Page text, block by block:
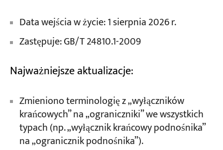
Data wejścia w życie: 1 sierpnia 2026 r.
Zastępuje: GB/T 24810.1-2009
Najważniejsze aktualizacje:
Zmieniono terminologię z „wyłączników
krańcowych” na „ograniczniki” we wszystkich
typach (np. „wyłącznik krańcowy podnośnika”
na „ogranicznik podnośnika”).